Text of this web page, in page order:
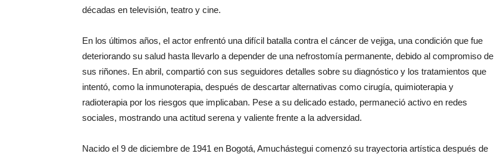
décadas en televisión, teatro y cine.
En los últimos años, el actor enfrentó una difícil batalla contra el cáncer de vejiga, una condición que fue
deteriorando su salud hasta llevarlo a depender de una nefrostomía permanente, debido al compromiso de
sus riñones. En abril, compartió con sus seguidores detalles sobre su diagnóstico y los tratamientos que
intentó, como la inmunoterapia, después de descartar alternativas como cirugía, quimioterapia y
radioterapia por los riesgos que implicaban. Pese a su delicado estado, permaneció activo en redes
sociales, mostrando una actitud serena y valiente frente a la adversidad.
Nacido el 9 de diciembre de 1941 en Bogotá, Amuchástegui comenzó su trayectoria artística después de